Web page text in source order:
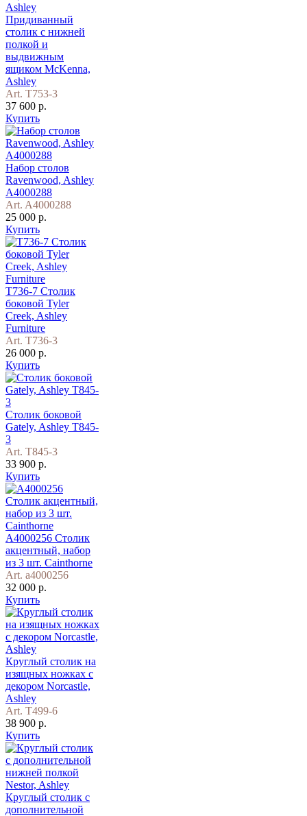
Придиванный
столик с нижней
полкой и
выдвижным
ящиком McKenna,
Ashley
Art. T753-3
37 600 р.
Купить
Набор столов
Ravenwood, Ashley
A4000288
Art. A4000288
25 000 р.
Купить
T736-7 Столик
боковой Tyler
Creek, Ashley
Furniture
Art. T736-3
26 000 р.
Купить
Столик боковой
Gately, Ashley T845-
3
Art. T845-3
33 900 р.
Купить
A4000256 Столик
акцентный, набор
из 3 шт. Cainthorne
Art. a4000256
32 000 р.
Купить
Круглый столик на
изящных ножках с
декором Norcastle,
Ashley
Art. T499-6
38 900 р.
Купить
Круглый столик с
дополнительной